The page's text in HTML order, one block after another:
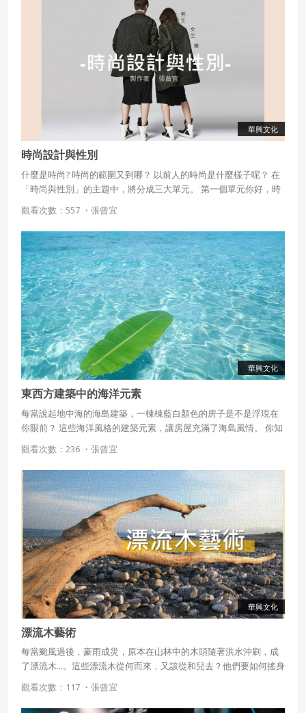
華興文化
時尚設計與性別
什麼是時尚? 時尚的範圍又到哪？ 以前人的時尚是什麼樣子呢？ 在
「時尚與性別」的主題中，將分成三大單元。 第一個單元你好，時
尚先帶領你了解「時尚」的前世今生；到了單元二你，好時尚，我
們開始解構時尚產業的組成，男男女女在這個產業中的位置與意
義，進入「時尚與性別」的核心議題；單元三新時尚/心時尚，讓我
們一起看看百花齊放的當代社會，時尚又會如何演變？而你，又是
如何定義、創造屬於自己的時尚呢？
觀看次數：557 ・ 張曾宜
華興文化
東西方建築中的海洋元素
每當說起地中海的海島建築，一棟棟藍白顏色的房子是不是浮現在
你眼前？ 這些海洋風格的建築元素，讓房屋充滿了海島風情。 你知
還有身為海島的台灣，右有哪些有趣又深富意味的海洋元素隱藏在
建築中呢？ 跟著此章節一起來探索吧！
觀看次數：236 ・ 張曾宜
華興文化
漂流木藝術
每當颱風過後，豪雨成災，原本在山林中的木頭隨著洪水沖刷，成
了漂流木...。這些漂流木從何而來，又該從和兒去？他們要如何搖身
一變，成為美麗的藝術品呢？ 跟著此章節，一起來探索漂流木的前
身今世吧！
觀看次數：117 ・ 張曾宜